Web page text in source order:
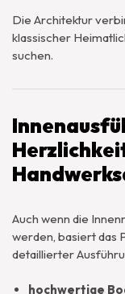
Die Architektur
klassischer
suchen.
Auch wenn die
werden, basiert das
detaillierter
hochwertige